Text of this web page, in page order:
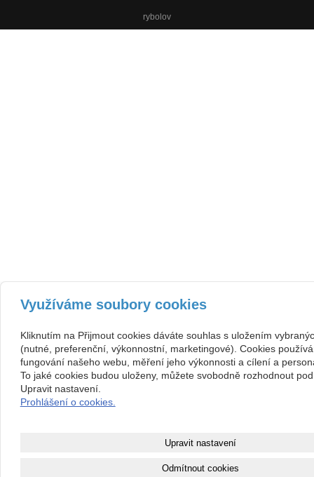
rybolov
Využíváme soubory cookies
Kliknutím na Přijmout cookies dáváte souhlas s uložením
(nutné, preferenční, výkonnostní, marketingové). Cookies
fungování našeho webu, měření jeho výkonnosti a cílení a
To jaké cookies budou uloženy, můžete svobodně rozhodnout
Upravit nastavení.
Prohlášení o cookies.
Upravit nastavení
Odmítnout cookies